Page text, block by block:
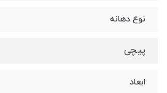
نوع دهانه
پیچی
ابعاد